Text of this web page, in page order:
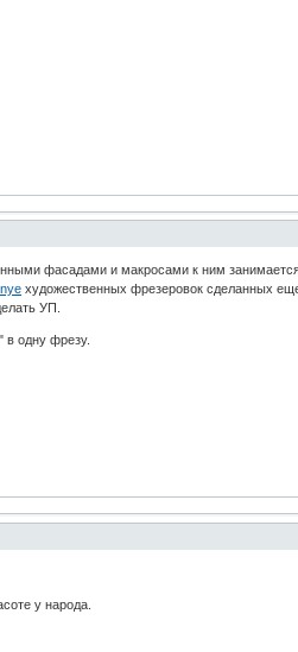
фасадами и макросами к ним
художественных фрезеровок сделанных
УП.
в одну фрезу.
у народа.